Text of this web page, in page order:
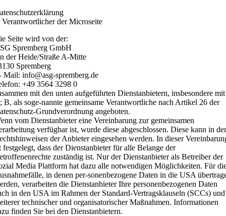
Verantwortlicher der Microseite
Seite wird von der:
Spremberg GmbH
der Heide/Straße A-Mitte
Spremberg
Mail: info@asg-spremberg.de
+49 3564 3298 0
mit den unten aufgeführten Dienstanbietern, insbesondere mit
B, als soge-nannte gemeinsame Verantwortliche nach Artikel 26 der
Grundverordnung angeboten.
vom Dienstanbieter eine Vereinbarung zur gemeinsamen
verfügbar ist, wurde diese abgeschlossen. Diese kann in
der Anbieter eingesehen werden. In dieser
festgelegt, dass der Dienstanbieter für alle Belange der
zuständig ist. Nur der Dienstanbieter als Betreiber der
Media Plattform hat dazu alle notwendigen Möglichkeiten. Für
in denen per-sonenbezogene Daten in die USA
verarbeiten die Dienstanbieter Ihre personenbezogenen Daten
in den USA im Rahmen der Standard-Vertragsklauseln (SCCs) und
technischer und organisatorischer Maßnahmen. Informationen
finden Sie bei den Dienstanbietern.